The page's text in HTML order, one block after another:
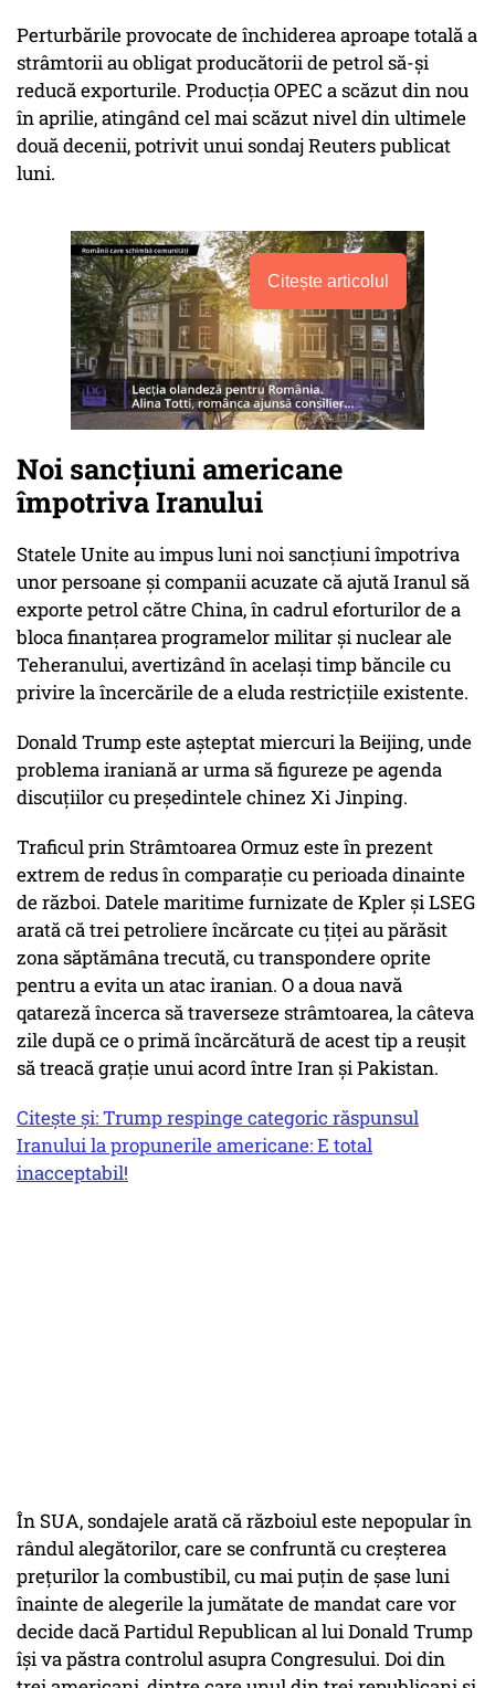
Perturbările provocate de închiderea aproape totală a
strâmtorii au obligat producătorii de petrol să-şi
reducă exporturile. Producţia OPEC a scăzut din nou
în aprilie, atingând cel mai scăzut nivel din ultimele
două decenii, potrivit unui sondaj Reuters publicat
luni.
Citește articolul
Noi sancțiuni americane
împotriva Iranului
Statele Unite au impus luni noi sancţiuni împotriva
unor persoane şi companii acuzate că ajută Iranul să
exporte petrol către China, în cadrul eforturilor de a
bloca finanţarea programelor militar şi nuclear ale
Teheranului, avertizând în acelaşi timp băncile cu
privire la încercările de a eluda restricţiile existente.
Donald Trump este aşteptat miercuri la Beijing, unde
problema iraniană ar urma să figureze pe agenda
discuţiilor cu preşedintele chinez Xi Jinping.
Traficul prin Strâmtoarea Ormuz este în prezent
extrem de redus în comparaţie cu perioada dinainte
de război. Datele maritime furnizate de Kpler şi LSEG
arată că trei petroliere încărcate cu ţiţei au părăsit
zona săptămâna trecută, cu transpondere oprite
pentru a evita un atac iranian. O a doua navă
qatareză încerca să traverseze strâmtoarea, la câteva
zile după ce o primă încărcătură de acest tip a reuşit
să treacă graţie unui acord între Iran şi Pakistan.
Citește și: Trump respinge categoric răspunsul
Iranului la propunerile americane: E total
inacceptabil!
În SUA, sondajele arată că războiul este nepopular în
rândul alegătorilor, care se confruntă cu creşterea
preţurilor la combustibil, cu mai puţin de şase luni
înainte de alegerile la jumătate de mandat care vor
decide dacă Partidul Republican al lui Donald Trump
îşi va păstra controlul asupra Congresului. Doi din